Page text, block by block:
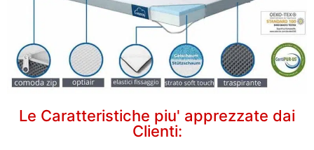
Le Caratteristiche piu' apprezzate dai
Clienti: